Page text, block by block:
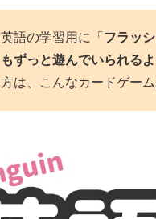
英語の学習用に「 フラッ
もずっと遊んでいられる
方は、こんなカードゲー